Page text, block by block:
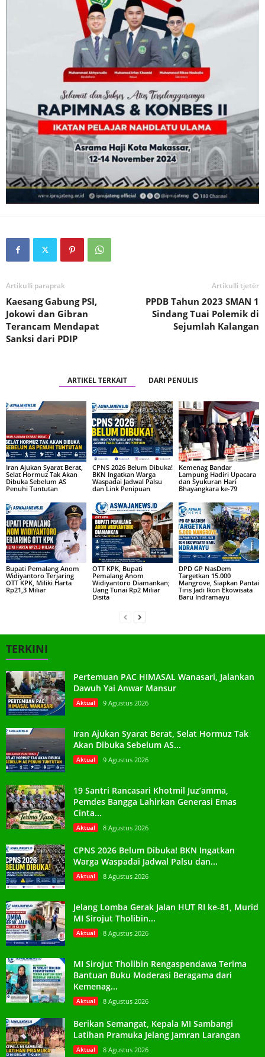
Artikulli paraprak
Kaesang Gabung PSI,
Jokowi dan Gibran
Terancam Mendapat
Sanksi dari PDIP
Artikulli tjetër
PPDB Tahun 2023 SMAN 1
Sindang Tuai Polemik di
Sejumlah Kalangan
ARTIKEL TERKAIT DARI PENULIS
Iran Ajukan Syarat Berat,
Selat Hormuz Tak Akan
Dibuka Sebelum AS
Penuhi Tuntutan
CPNS 2026 Belum Dibuka!
BKN Ingatkan Warga
Waspadai Jadwal Palsu
dan Link Penipuan
Kemenag Bandar
Lampung Hadiri Upacara
dan Syukuran Hari
Bhayangkara ke-79
Bupati Pemalang Anom
Widiyantoro Terjaring
OTT KPK, Miliki Harta
Rp21,3 Miliar
OTT KPK, Bupati
Pemalang Anom
Widiyantoro Diamankan;
Uang Tunai Rp2 Miliar
Disita
DPD GP NasDem
Targetkan 15.000
Mangrove, Siapkan Pantai
Tiris Jadi Ikon Ekowisata
Baru Indramayu
TERKINI
Pertemuan PAC HIMASAL Wanasari, Jalankan
Dawuh Yai Anwar Mansur
Aktual 9 Agustus 2026
Iran Ajukan Syarat Berat, Selat Hormuz Tak
Akan Dibuka Sebelum AS...
Aktual 9 Agustus 2026
19 Santri Rancasari Khotmil Juz’amma,
Pemdes Bangga Lahirkan Generasi Emas
Cinta...
Aktual 8 Agustus 2026
CPNS 2026 Belum Dibuka! BKN Ingatkan
Warga Waspadai Jadwal Palsu dan...
Aktual 8 Agustus 2026
Jelang Lomba Gerak Jalan HUT RI ke-81, Murid
MI Sirojut Tholibin...
Aktual 8 Agustus 2026
MI Sirojut Tholibin Rengaspendawa Terima
Bantuan Buku Moderasi Beragama dari
Kemenag...
Aktual 8 Agustus 2026
Berikan Semangat, Kepala MI Sambangi
Latihan Pramuka Jelang Jamran Larangan
Aktual 8 Agustus 2026